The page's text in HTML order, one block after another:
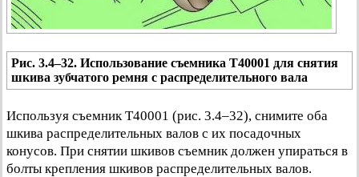
Рис. 3.4–32. Использование съемника Т40001 для снятия
шкива зубчатого ремня с распределительного вала
Используя съемник Т40001 (рис. 3.4–32), снимите оба
шкива распределительных валов с их посадочных
конусов. При снятии шкивов съемник должен упираться в
болты крепления шкивов распределительных валов.